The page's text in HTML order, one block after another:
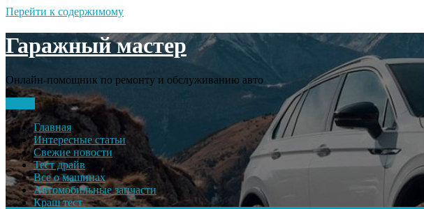
Перейти к содержимому
Гаражный мастер
Онлайн-помощник по ремонту и обслуживанию авто
Главная
Интересные статьи
Свежие новости
Тест драйв
Все о машинах
Автомобильные запчасти
Краш тест